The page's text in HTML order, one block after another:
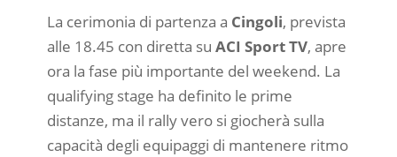
La cerimonia di partenza a Cingoli, prevista
alle 18.45 con diretta su ACI Sport TV, apre
ora la fase più importante del weekend. La
qualifying stage ha definito le prime
distanze, ma il rally vero si giocherà sulla
capacità degli equipaggi di mantenere ritmo